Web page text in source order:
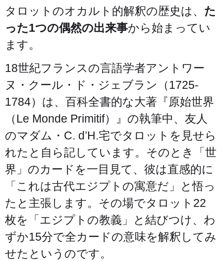
タロットのオカルト的解釈の歴史は、 た
った1つの偶然の出来事から始まってい
ます。
18世紀フランスの言語学者アントワー
ヌ・クール・ド・ジェブラン（1725-
1784）は、百科全書的な大著『原始世界
（Le Monde Primitif）』の執筆中、友人
のマダム・C. d’H.宅でタロットを見せら
れたと自ら記しています。そのとき「世
界」のカードを一目見て、彼は直感的に
「これは古代エジプトの寓意だ」と悟っ
たと主張します。その場でタロット22
枚を「エジプトの教義」と結びつけ、わ
ずか15分で全カードの意味を解釈してみ
せたというのです。